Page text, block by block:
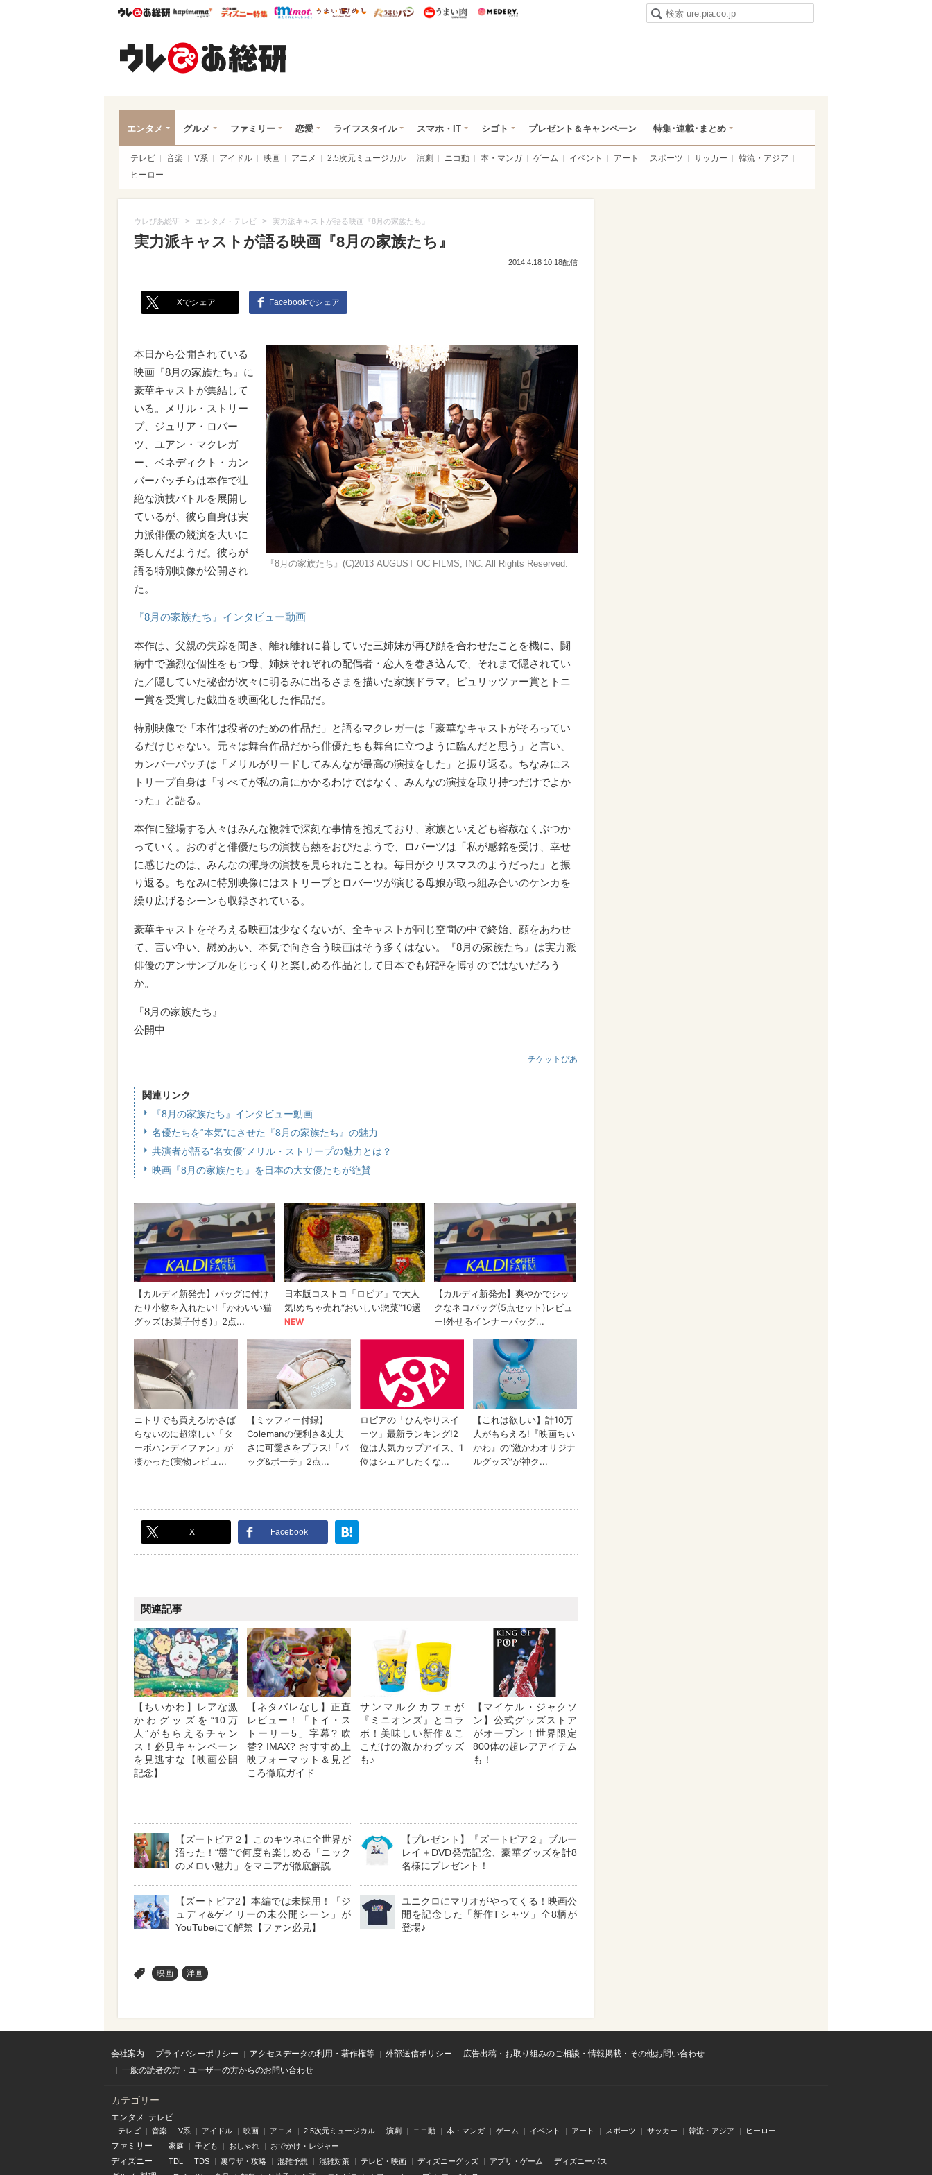
ウレぴあ総研ハピママ* ウレぴあ総研 ディズニー特集
mimot. うまいめし うまいパン うまい肉
エンタメ グルメ ファミリー 恋愛 ライフスタイル スマホ・IT シゴト プレゼント＆キャンペーン 特集･連載･まとめ
テレビ 音楽 V系 アイドル 映画 アニメ 2.5次元ミュージカル 演劇 ニコ動 本・マンガ ゲーム イベント アート スポーツ サッカー
韓流・アジア
ヒーロー
ウレぴあ総研 > エンタメ・テレビ > 実力派キャストが語る映画『8月の家族たち』
実力派キャストが語る映画『8月の家族たち』
2014.4.18 10:18配信
Xでシェア Facebookでシェア
『8月の家族たち』(C)2013 AUGUST OC FILMS, INC. All Rights Reserved.
本日から公開されている
映画『8月の家族たち』に
豪華キャストが集結して
いる。メリル・ストリー
プ、ジュリア・ロバー
ツ、ユアン・マクレガ
ー、ベネディクト・カン
バーバッチらは本作で壮
絶な演技バトルを展開し
ているが、彼ら自身は実
力派俳優の競演を大いに
楽しんだようだ。彼らが
語る特別映像が公開され
た。
『8月の家族たち』インタビュー動画
本作は、父親の失踪を聞き、離れ離れに暮していた三姉妹が再び顔を合わせたことを機に、闘
病中で強烈な個性をもつ母、姉妹それぞれの配偶者・恋人を巻き込んで、それまで隠されてい
た／隠していた秘密が次々に明るみに出るさまを描いた家族ドラマ。ピュリッツァー賞とトニ
ー賞を受賞した戯曲を映画化した作品だ。
特別映像で「本作は役者のための作品だ」と語るマクレガーは「豪華なキャストがそろってい
るだけじゃない。元々は舞台作品だから俳優たちも舞台に立つように臨んだと思う」と言い、
カンバーバッチは「メリルがリードしてみんなが最高の演技をした」と振り返る。ちなみにス
トリープ自身は「すべてが私の肩にかかるわけではなく、みんなの演技を取り持つだけでよか
った」と語る。
本作に登場する人々はみんな複雑で深刻な事情を抱えており、家族といえども容赦なくぶつか
っていく。おのずと俳優たちの演技も熱をおびたようで、ロバーツは「私が感銘を受け、幸せ
に感じたのは、みんなの渾身の演技を見られたことね。毎日がクリスマスのようだった」と振
り返る。ちなみに特別映像にはストリープとロバーツが演じる母娘が取っ組み合いのケンカを
繰り広げるシーンも収録されている。
豪華キャストをそろえる映画は少なくないが、全キャストが同じ空間の中で終始、顔をあわせ
て、言い争い、慰めあい、本気で向き合う映画はそう多くはない。『8月の家族たち』は実力派
俳優のアンサンブルをじっくりと楽しめる作品として日本でも好評を博すのではないだろう
か。
『8月の家族たち』
公開中
チケットぴあ
関連リンク
『8月の家族たち』インタビュー動画
名優たちを“本気”にさせた『8月の家族たち』の魅力
共演者が語る“名女優”メリル・ストリープの魅力とは？
映画『8月の家族たち』を日本の大女優たちが絶賛
X Facebook
関連記事
【ちいかわ】レアな激
かわグッズを“10万
人”がもらえるチャン
ス！必見キャンペーン
を見逃すな【映画公開
記念】
【ネタバレなし】正直
レビュー！「トイ・ス
トーリー5」字幕? 吹
替? IMAX? おすすめ上
映フォーマット＆見ど
ころ徹底ガイド
サンマルクカフェが
『ミニオンズ』とコラ
ボ！美味しい新作＆こ
こだけの激かわグッズ
も♪
【マイケル・ジャクソ
ン】公式グッズストア
がオープン！世界限定
800体の超レアアイテム
も！
【ズートピア２】このキツネに全世界が
沼った！“盤”で何度も楽しめる「ニック
のメロい魅力」をマニアが徹底解説
【プレゼント】『ズートピア２』ブルー
レイ＋DVD発売記念、豪華グッズを計8
名様にプレゼント！
【ズートピア2】本編では未採用！「ジ
ュディ&ゲイリーの未公開シーン」が
YouTubeにて解禁【ファン必見】
ユニクロにマリオがやってくる！映画公
開を記念した「新作Tシャツ」全8柄が
登場♪
映画 洋画
会社案内 プライバシーポリシー アクセスデータの利用・著作権等 外部送信ポリシー
広告出稿・お取り組みのご相談・情報掲載・その他お問い合わせ
一般の読者の方・ユーザーの方からのお問い合わせ
カテゴリー
エンタメ･テレビ
テレビ 音楽 V系 アイドル 映画 アニメ 2.5次元ミュージカル 演劇 ニコ動 本・マンガ ゲーム イベント アート スポーツ サッカー 韓流・アジア ヒーロー
ファミリー 家庭 子ども おしゃれ おでかけ・レジャー
ディズニー TDL TDS 裏ワザ・攻略 混雑予想 混雑対策 テレビ・映画 ディズニーグッズ アプリ・ゲーム ディズニーパス